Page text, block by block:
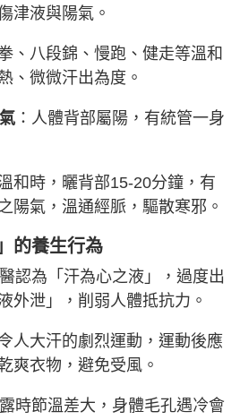
津液與陽氣。
、八段錦、慢跑、健走等溫和
、微微汗出為度。
：人體背部屬陽，有統管一身
和時，曬背部15-20分鐘，有
陽氣，溫通經脈，驅散寒邪。
的養生行為
醫認為「汗為心之液」，過度出
外泄」，削弱人體抵抗力。
人大汗的劇烈運動，運動後應
爽衣物，避免受風。
時節溫差大，身體毛孔遇冷會